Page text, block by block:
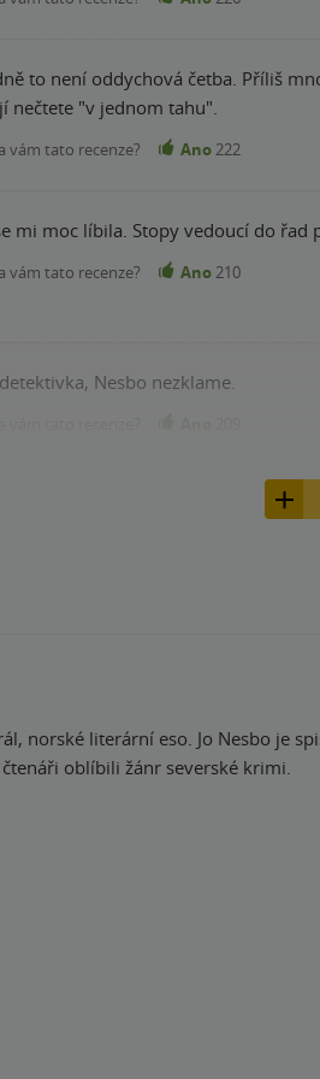
to není oddychová četba. Příliš
nečtete "v jednom tahu".
vám tato recenze? Ano222
mi moc líbila. Stopy vedoucí do řad
vám tato recenze? Ano210
Nesbo nezklame.
norské literární eso. Jo Nesbo je
oblíbili žánr severské krimi.